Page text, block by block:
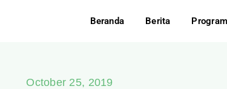
Beranda Berita Program
October 25, 2019